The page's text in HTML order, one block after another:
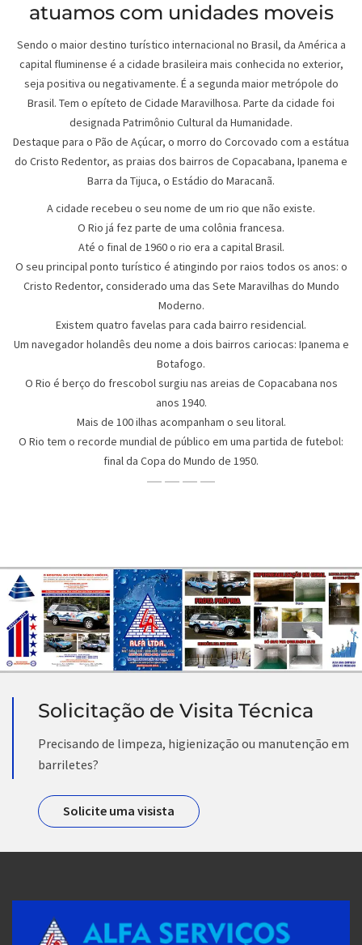
atuamos com unidades moveis
Sendo o maior destino turístico internacional no Brasil, da América a
capital fluminense é a cidade brasileira mais conhecida no exterior,
seja positiva ou negativamente. É a segunda maior metrópole do
Brasil. Tem o epíteto de Cidade Maravilhosa. Parte da cidade foi
designada Patrimônio Cultural da Humanidade.
Destaque para o Pão de Açúcar, o morro do Corcovado com a estátua
do Cristo Redentor, as praias dos bairros de Copacabana, Ipanema e
Barra da Tijuca, o Estádio do Maracanã.
A cidade recebeu o seu nome de um rio que não existe.
O Rio já fez parte de uma colônia francesa.
Até o final de 1960 o rio era a capital Brasil.
O seu principal ponto turístico é atingindo por raios todos os anos: o
Cristo Redentor, considerado uma das Sete Maravilhas do Mundo
Moderno.
Existem quatro favelas para cada bairro residencial.
Um navegador holandês deu nome a dois bairros cariocas: Ipanema e
Botafogo.
O Rio é berço do frescobol surgiu nas areias de Copacabana nos
anos 1940.
Mais de 100 ilhas acompanham o seu litoral.
O Rio tem o recorde mundial de público em uma partida de futebol:
final da Copa do Mundo de 1950.
Solicitação de Visita Técnica
Precisando de limpeza, higienização ou manutenção em
barriletes?
Solicite uma visista